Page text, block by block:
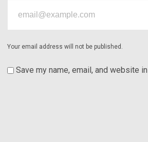
Your email address will not be published.
Save my name, email, and website